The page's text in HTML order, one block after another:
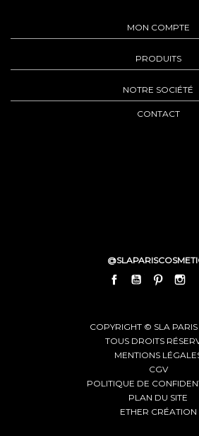
MON COMPTE
PRODUITS
NOTRE SOCIÉTÉ
CONTACT
FACEBOOKYOUTUBE
COPYRIGHT © SLA
TOUS DROITS
MENTIONS
CGV
POLITIQUE DE
PLAN DU SITE
ETHER CRÉATION